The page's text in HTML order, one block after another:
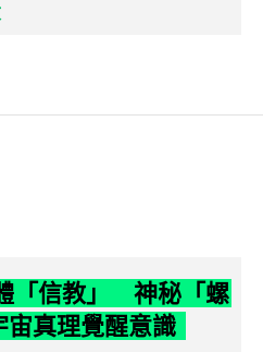
「信教」 神秘「螺
宙真理覺醒意識